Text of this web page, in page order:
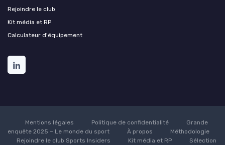
Rejoindre le club
Kit média et RP
Calculateur d'équipement
Mentions légales Politique de confidentialité
Grande
enquête 2025 – Le monde du sport
À propos
Méthodologie
Rejoindre le club Sports Insiders
Kit média et RP
Sélection